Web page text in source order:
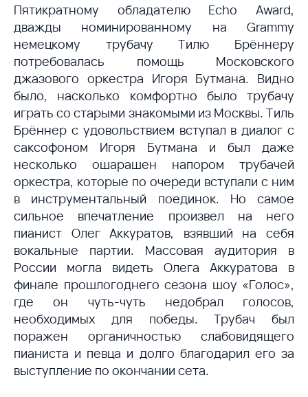
Пятикратному обладателю Echo Award,
дважды номинированному на Grammy
немецкому трубачу Тилю Брённеру
потребовалась помощь Московского
джазового оркестра Игоря Бутмана. Видно
было, насколько комфортно было трубачу
играть со старыми знакомыми из Москвы. Тиль
Брённер с удовольствием вступал в диалог с
саксофоном Игоря Бутмана и был даже
несколько ошарашен напором трубачей
оркестра, которые по очереди вступали с ним
в инструментальный поединок. Но самое
сильное впечатление произвел на него
пианист Олег Аккуратов, взявший на себя
вокальные партии. Массовая аудитория в
России могла видеть Олега Аккуратова в
финале прошлогоднего сезона шоу «Голос»,
где он чуть-чуть недобрал голосов,
необходимых для победы. Трубач был
поражен органичностью слабовидящего
пианиста и певца и долго благодарил его за
выступление по окончании сета.